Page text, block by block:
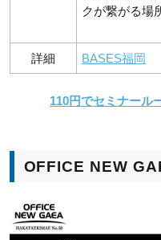
クが繋がる場
詳細 BASES福岡
110円でセミナール
OFFICE NEW